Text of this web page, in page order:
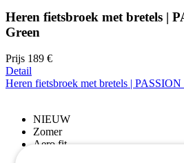
Heren fietsbroek met bretels |
Green
Prijs 189 €
Detail
Heren fietsbroek met bretels |
NIEUW
Zomer
Aero fit